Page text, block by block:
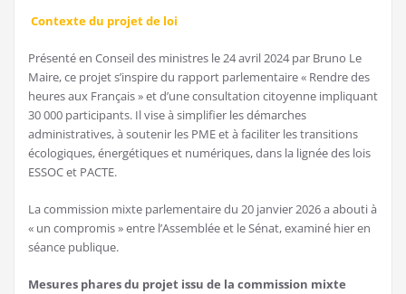
Contexte du projet de loi
Présenté en Conseil des ministres le 24 avril 2024 par Bruno Le
Maire, ce projet s’inspire du rapport parlementaire « Rendre des
heures aux Français » et d’une consultation citoyenne impliquant
30 000 participants. Il vise à simplifier les démarches
administratives, à soutenir les PME et à faciliter les transitions
écologiques, énergétiques et numériques, dans la lignée des lois
ESSOC et PACTE.
La commission mixte parlementaire du 20 janvier 2026 a abouti à
« un compromis » entre l’Assemblée et le Sénat, examiné hier en
séance publique.
Mesures phares du projet issu de la commission mixte